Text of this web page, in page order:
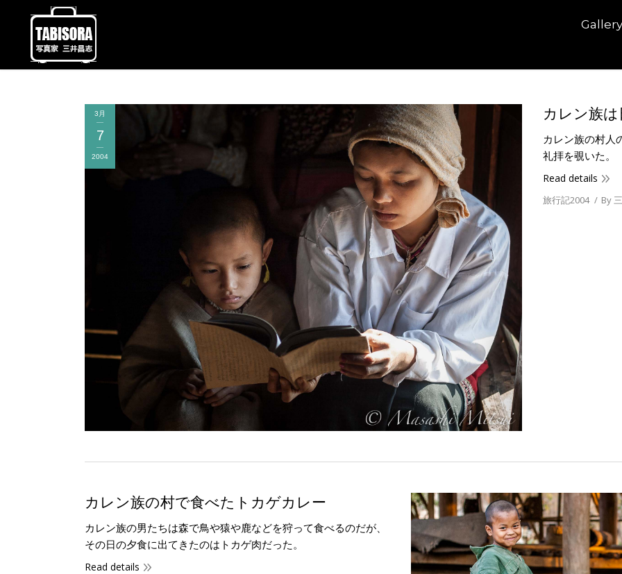
Gallery
3月
7
2004
カレン族
カレン族の村人
礼拝を覗いた。
Read details
旅行記2004 By
カレン族の村で食べたトカゲカレー
カレン族の男たちは森で鳥や猿や鹿などを狩って食べるのだが、
その日の夕食に出てきたのはトカゲ肉だった。
Read details